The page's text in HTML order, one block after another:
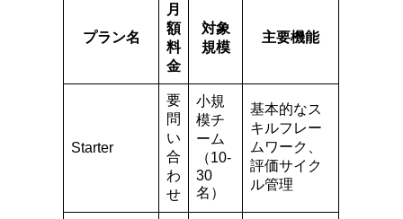
プラン名
月
額
料
金
対象
規模
主要機能
Starter
要
問
い
合
わ
せ
小規
模チ
ーム
（10-
30
名）
基本的なス
キルフレー
ムワーク、
評価サイク
ル管理